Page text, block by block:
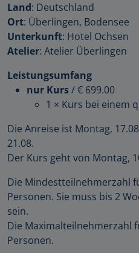
Land: Deutschland
Ort: Überlingen, Bodensee
Unterkunft: Hotel Ochsen
Atelier: Atelier Überlingen
Leistungsumfang
nur Kurs/€ 699.00
1 × Kurs bei einem
Die Anreise ist Montag,
21.08.
Der Kurs geht von Montag,
Die Mindestteilnehmerzahl
Personen. Sie muss bis 2
sein.
Die Maximalteilnehmerzahl
Personen.